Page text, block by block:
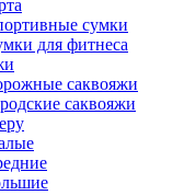
сумки
для фитнеса
саквояжи
саквояжи